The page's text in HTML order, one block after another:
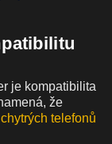
je kompatibilita
že
telefonů